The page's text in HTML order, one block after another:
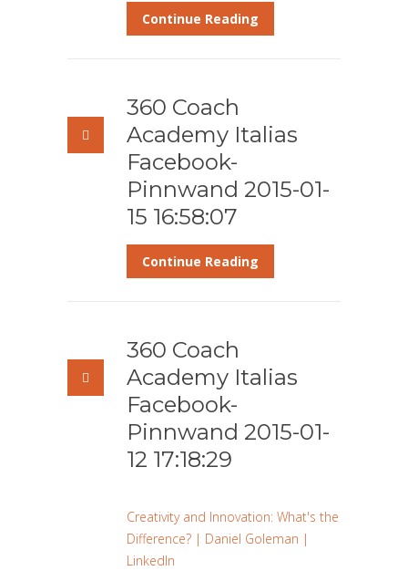
Continue Reading
360 Coach
Academy Italias
Facebook-
Pinnwand 2015-01-
15 16:58:07
Continue Reading
360 Coach
Academy Italias
Facebook-
Pinnwand 2015-01-
12 17:18:29
Creativity and Innovation: What's the
Difference? | Daniel Goleman |
LinkedIn